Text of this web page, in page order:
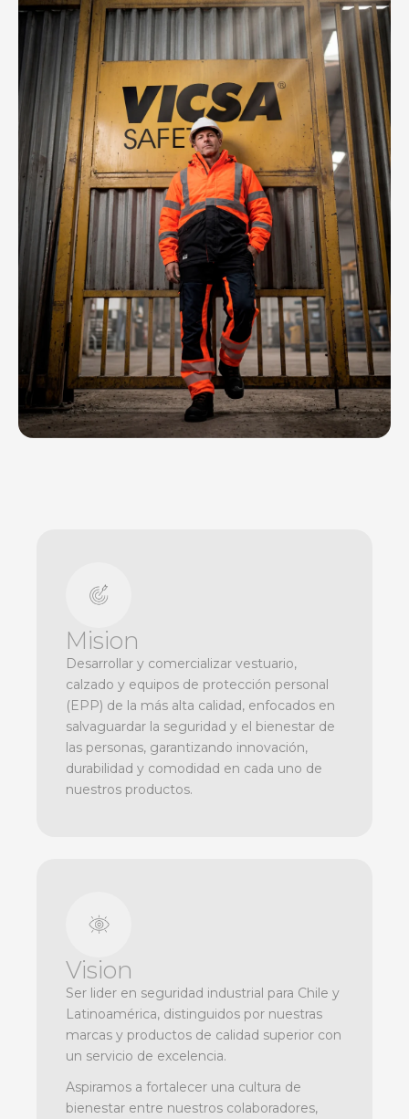
Mision
Desarrollar y comercializar vestuario,
calzado y equipos de protección personal
(EPP) de la más alta calidad, enfocados en
salvaguardar la seguridad y el bienestar de
las personas, garantizando innovación,
durabilidad y comodidad en cada uno de
nuestros productos.
Vision
Ser lider en seguridad industrial para Chile y
Latinoamérica, distinguidos por nuestras
marcas y productos de calidad superior con
un servicio de excelencia.
Aspiramos a fortalecer una cultura de
bienestar entre nuestros colaboradores,